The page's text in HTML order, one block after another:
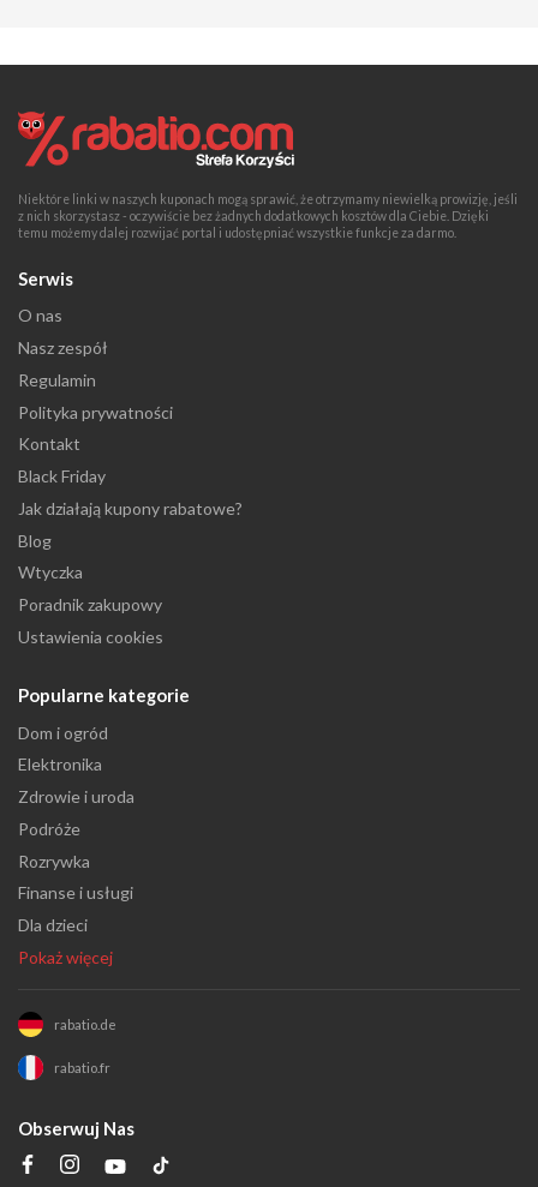
Niektóre linki w naszych kuponach mogą sprawić, że otrzymamy niewielką prowizję, jeśli
z nich skorzystasz - oczywiście bez żadnych dodatkowych kosztów dla Ciebie. Dzięki
temu możemy dalej rozwijać portal i udostępniać wszystkie funkcje za darmo.
Serwis
O nas
Nasz zespół
Regulamin
Polityka prywatności
Kontakt
Black Friday
Jak działają kupony rabatowe?
Blog
Wtyczka
Poradnik zakupowy
Ustawienia cookies
Popularne kategorie
Dom i ogród
Elektronika
Zdrowie i uroda
Podróże
Rozrywka
Finanse i usługi
Dla dzieci
Pokaż więcej
rabatio.de
rabatio.fr
Obserwuj Nas